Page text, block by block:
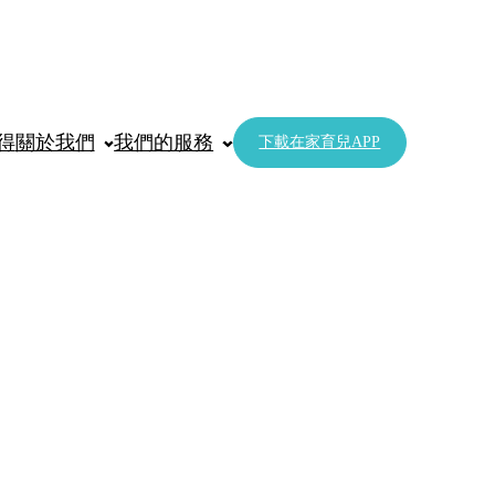
關於我們 我們的服務 下載在家育兒APP